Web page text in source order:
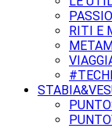
RITI E